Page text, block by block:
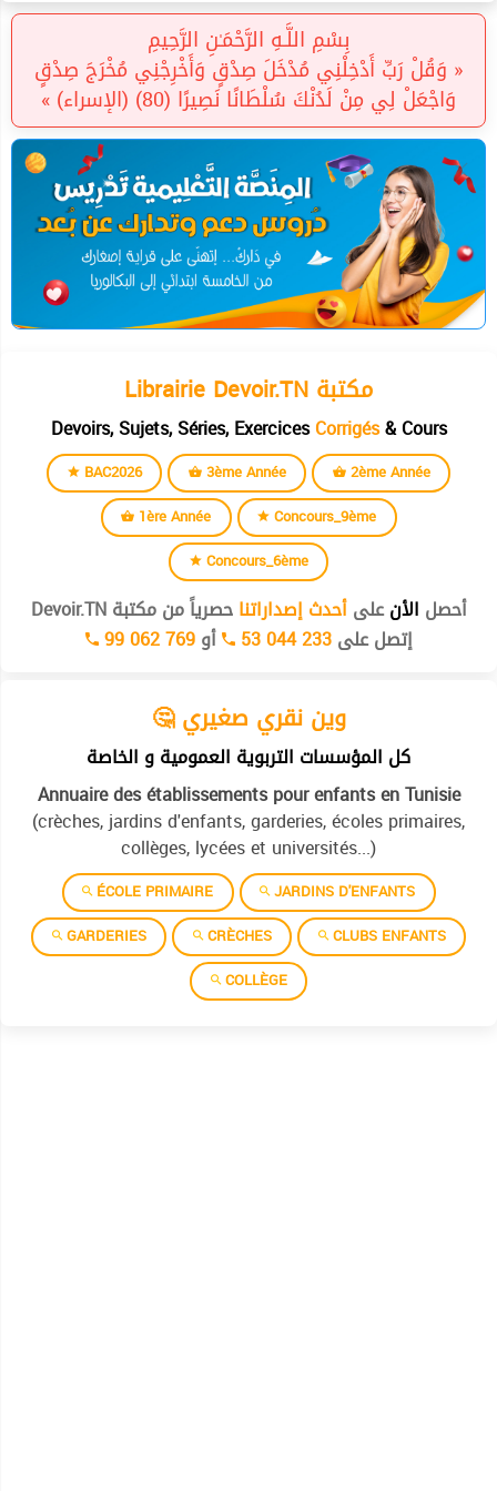
بِسْمِ اللَّـهِ الرَّحْمَـٰنِ الرَّحِيمِ
« وَقُلْ رَبِّ أَدْخِلْنِي مُدْخَلَ صِدْقٍ وَأَخْرِجْنِي مُخْرَجَ صِدْقٍ
وَاجْعَلْ لِي مِنْ لَدُنْكَ سُلْطَانًا نَصِيرًا (80) (الإسراء) »
Librairie Devoir.TN مكتبة
Devoirs, Sujets, Séries, ExercicesCorrigés& Cours
BAC2026 3ème Année
2ème Année
1ère Année
Concours_9ème
Concours_6ème
أحصل الأنعلىأحدث إصداراتناحصرياً من مكتبة Devoir.TN
إتصل على53 044 233 أو99 062 769
🤔 وين نقري صغيري
كل المؤسسات التربوية العمومية و الخاصة
Annuaire des établissements pour enfants en Tunisie
(crèches, jardins d'enfants, garderies, écoles primaires,
collèges, lycées et universités...)
ÉCOLE PRIMAIRE
JARDINS D'ENFANTS
GARDERIES
CRÈCHES
CLUBS ENFANTS
COLLÈGE